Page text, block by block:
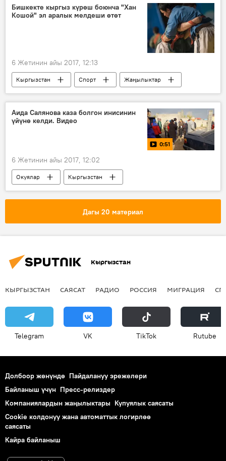
Казакстан
кыргыз-казак чек арасы
унаа
кезек
Бишкекте кыргыз күрөш боюнча "Хан
Кошой" эл аралык мелдеши өтөт
6 Жетинин айы 2017, 12:13
Кыргызстан Спорт
Жаңылыктар
кыргыз күрөш
мелдеш
Аида Салянова каза болгон инисинин
үйүнө келди. Видео
0:51
6 Жетинин айы 2017, 12:02
Окуялар
Кыргызстан
Мультимедиа
Видео
Улан Салянов
өлүм
ок атуу
түн
Дагы 20 материал
Кыргызстан
КЫРГЫЗСТАН САЯСАТ РАДИО РОССИЯ МИГРАЦИЯ
Telegram VK ТikТоk Rutube
Долбоор жөнүндө Пайдалануу эрежелери
Байланыш үчүн Пресс-релиздер
Компаниялардын жаңылыктары Купуялык саясаты
Cookie колдонуу жана автоматтык логирлөө
саясаты
Кайра байланыш